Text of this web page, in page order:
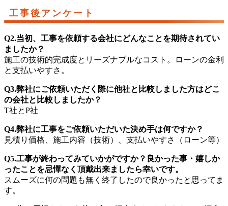
工事後アンケート
Q2.当初、工事を依頼する会社にどんなことを期待されてい
ましたか？
施工の技術的完成度とリーズナブルなコスト。ローンの金利
と支払いやすさ。
Q3.弊社にご依頼いただく際に他社と比較しました方はどこ
の会社と比較しましたか？
T社とP社
Q4.弊社に工事をご依頼いただいた決め手は何ですか？
見積り価格、施工内容（技術）、支払いやすさ（ローン等）
Q5.工事が終わってみていかがですか？良かった事・嬉しか
ったことを忌憚なく頂戴出来ましたら幸いです。
スムーズに何の問題も無く終了したので良かったと思ってま
す。